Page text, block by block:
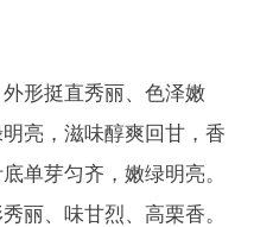
形挺直秀丽、色泽嫩
亮，滋味醇爽回甘，香
单芽匀齐，嫩绿明亮。
丽、味甘烈、高栗香。